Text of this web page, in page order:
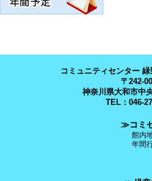
コミュニティセンター
〒242-
神奈川県大和市中
TEL：046-
≫コミ
館内
年間